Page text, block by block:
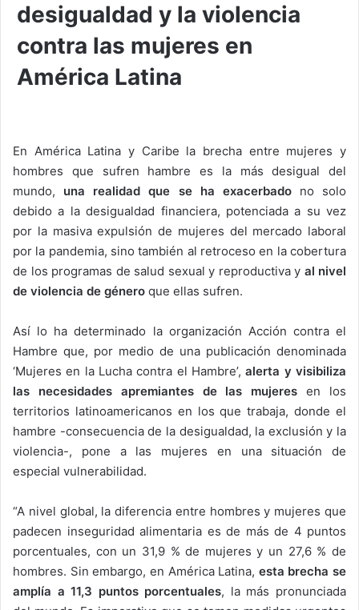
desigualdad y la violencia
contra las mujeres en
América Latina
En América Latina y Caribe la brecha entre mujeres y
hombres que sufren hambre es la más desigual del
mundo, una realidad que se ha exacerbadono solo
debido a la desigualdad financiera, potenciada a su vez
por la masiva expulsión de mujeres del mercado laboral
por la pandemia, sino también al retroceso en la cobertura
de los programas de salud sexual y reproductiva y al nivel
de violencia de género que ellas sufren.
Así lo ha determinado la organización Acción contra el
Hambre que, por medio de una publicación denominada
‘Mujeres en la Lucha contra el Hambre’, alerta y visibiliza
las necesidades apremiantes de las mujeres en los
territorios latinoamericanos en los que trabaja, donde el
hambre -consecuencia de la desigualdad, la exclusión y la
violencia-, pone a las mujeres en una situación de
especial vulnerabilidad.
“A nivel global, la diferencia entre hombres y mujeres que
padecen inseguridad alimentaria es de más de 4 puntos
porcentuales, con un 31,9 % de mujeres y un 27,6 % de
hombres. Sin embargo, en América Latina, esta brecha se
amplía a 11,3 puntos porcentuales, la más pronunciada